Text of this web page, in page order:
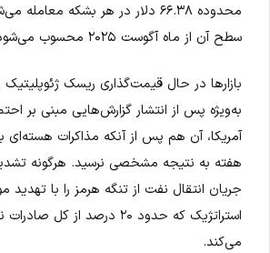
محدوده ۶۶.۳۸ دلار در هر بشکه
سطح آن از ماه آگوست ۲۰۲۵ محسوب می‌شود.
بازارها در حال قیمت‌گذاری ریسک ژئوپلیتیک
به‌ویژه پس از انتشار گزارش‌هایی مبنی بر
آمریکا، آن هم پس از آنکه مذاکرات هسته‌ای
هفته به نتیجه مشخصی نرسید. هرگونه
جریان انتقال نفت از تنگه هرمز را با تهدید
استراتژیک که حدود ۲۰ درصد
می‌کند.